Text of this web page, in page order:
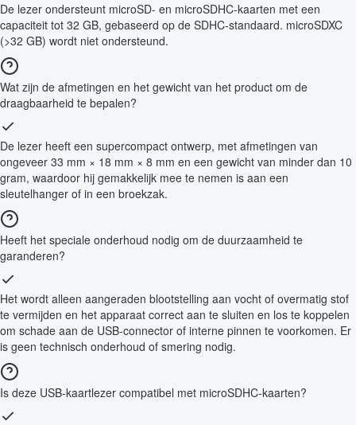
De lezer ondersteunt microSD- en microSDHC-kaarten met een
capaciteit tot 32 GB, gebaseerd op de SDHC-standaard. microSDXC
(>32 GB) wordt niet ondersteund.
Wat zijn de afmetingen en het gewicht van het product om de
draagbaarheid te bepalen?
De lezer heeft een supercompact ontwerp, met afmetingen van
ongeveer 33 mm × 18 mm × 8 mm en een gewicht van minder dan 10
gram, waardoor hij gemakkelijk mee te nemen is aan een
sleutelhanger of in een broekzak.
Heeft het speciale onderhoud nodig om de duurzaamheid te
garanderen?
Het wordt alleen aangeraden blootstelling aan vocht of overmatig stof
te vermijden en het apparaat correct aan te sluiten en los te koppelen
om schade aan de USB-connector of interne pinnen te voorkomen. Er
is geen technisch onderhoud of smering nodig.
Is deze USB-kaartlezer compatibel met microSDHC-kaarten?